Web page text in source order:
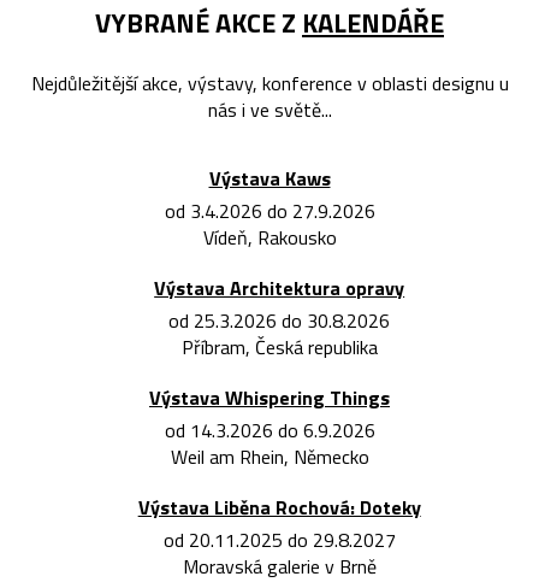
VYBRANÉ AKCE Z KALENDÁŘE
Nejdůležitější akce, výstavy, konference v oblasti designu u
nás i ve světě...
Výstava Kaws
od 3.4.2026 do 27.9.2026
Vídeň, Rakousko
Výstava Architektura opravy
od 25.3.2026 do 30.8.2026
Příbram, Česká republika
Výstava Whispering Things
od 14.3.2026 do 6.9.2026
Weil am Rhein, Německo
Výstava Liběna Rochová: Doteky
od 20.11.2025 do 29.8.2027
Moravská galerie v Brně